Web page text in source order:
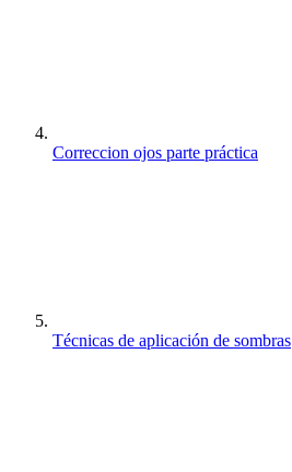
Correccion ojos parte práctica
Técnicas de aplicación de sombras